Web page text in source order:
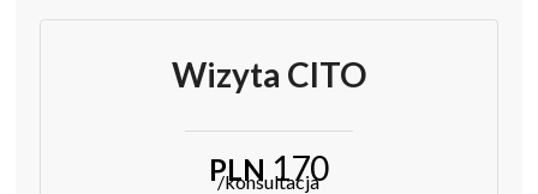
Wizyta CITO
PLN 170
/konsultacja